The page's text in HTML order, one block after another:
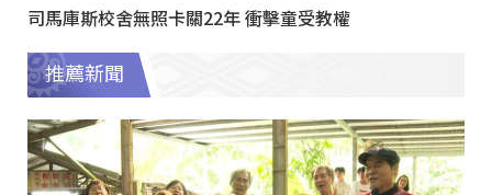
司馬庫斯校舍無照卡關22年 衝擊童受教權
推薦新聞